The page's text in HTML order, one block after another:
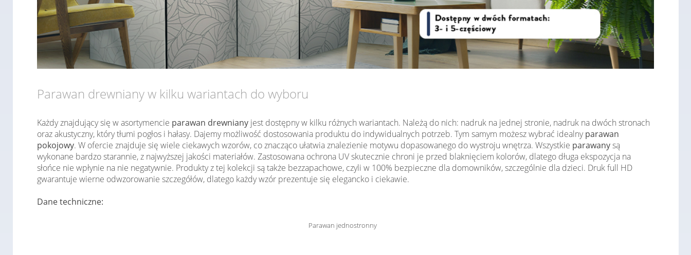
Parawan drewniany w kilku wariantach do wyboru
Każdy znajdujący się w asortymencie parawan drewniany jest dostępny w kilku różnych wariantach. Należą do nich: nadruk na jednej stronie, nadruk na dwóch stronach
oraz akustyczny, który tłumi pogłos i hałasy. Dajemy możliwość dostosowania produktu do indywidualnych potrzeb. Tym samym możesz wybrać idealnyparawan
pokojowy. W ofercie znajduje się wiele ciekawych wzorów, co znacząco ułatwia znalezienie motywu dopasowanego do wystroju wnętrza. Wszystkie parawanysą
wykonane bardzo starannie, z najwyższej jakości materiałów. Zastosowana ochrona UV skutecznie chroni je przed blaknięciem kolorów, dlatego długa ekspozycja na
słońce nie wpłynie na nie negatywnie. Produkty z tej kolekcji są także bezzapachowe, czyli w 100% bezpieczne dla domowników, szczególnie dla dzieci. Druk full HD
gwarantuje wierne odwzorowanie szczegółów, dlatego każdy wzór prezentuje się elegancko i ciekawie.
Dane techniczne:
Parawan jednostronny